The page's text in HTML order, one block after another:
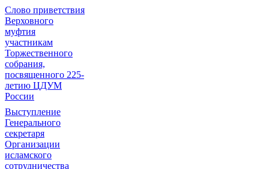
Слово приветствия
Верховного
муфтия
участникам
Торжественного
собрания,
посвященного 225-
летию ЦДУМ
России
Выступление
Генерального
секретаря
Организации
исламского
сотрудничества